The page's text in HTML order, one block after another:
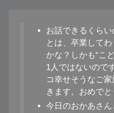
お話できるくら
とは、卒業して
かな？しかも“こ
1人ではないので
コ幸せそうなご
きます。おめで
今日のおかあさ